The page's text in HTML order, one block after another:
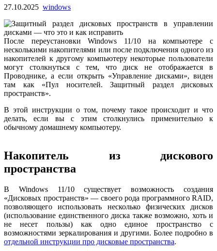
27.10.2025 windows
После переустановки Windows 11/10 на компьютере с
несколькими накопителями или после подключения одного из
накопителей к другому компьютеру некоторые пользователи
могут столкнуться с тем, что диск не отображается в
Проводнике, а если открыть «Управление дисками», виден
там как «Пул носителей. Защитный раздел дисковых
пространств».
В этой инструкции о том, почему такое происходит и что
делать, если вы с этим столкнулись применительно к
обычному домашнему компьютеру.
Накопитель из дискового
пространства
В Windows 11/10 существует возможность создания
«Дисковых пространств» — своего рода программного RAID,
позволяющего использовать несколько физических дисков
(использование единственного диска также возможно, хоть и
не несет пользы) как одно единое пространство с
возможностями зеркалирования и другими. Более подробно в
отдельной инструкции про дисковые пространства.